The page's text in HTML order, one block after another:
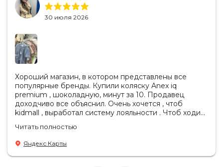
30 июля 2026
Хороший магазин, в котором представлены все
популярные бренды. Купили коляску Anex iq
premium , шоколадную, минут за 10. Продавец
доходчиво все объяснил. Очень хочется , чтоб
kidmall , выработал систему лояльности . Чтоб ходить
Читать полностью
Яндекс Карты